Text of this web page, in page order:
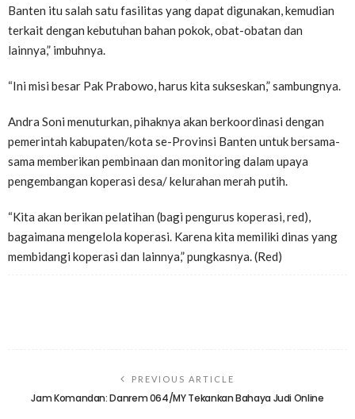
Banten itu salah satu fasilitas yang dapat digunakan, kemudian
terkait dengan kebutuhan bahan pokok, obat-obatan dan
lainnya,” imbuhnya.
“Ini misi besar Pak Prabowo, harus kita sukseskan,” sambungnya.
Andra Soni menuturkan, pihaknya akan berkoordinasi dengan
pemerintah kabupaten/kota se-Provinsi Banten untuk bersama-
sama memberikan pembinaan dan monitoring dalam upaya
pengembangan koperasi desa/ kelurahan merah putih.
“Kita akan berikan pelatihan (bagi pengurus koperasi, red),
bagaimana mengelola koperasi. Karena kita memiliki dinas yang
membidangi koperasi dan lainnya,” pungkasnya. (Red)
PREVIOUS ARTICLE
Jam Komandan: Danrem 064/MY Tekankan Bahaya Judi Online